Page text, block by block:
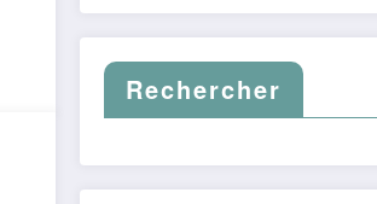
Rechercher